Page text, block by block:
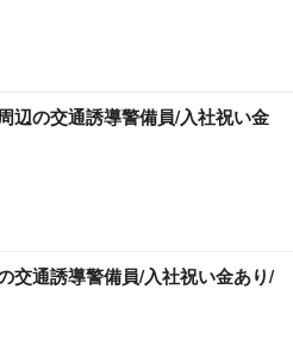
辺の交通誘導警備員/入社祝い金
交通誘導警備員/入社祝い金あり/